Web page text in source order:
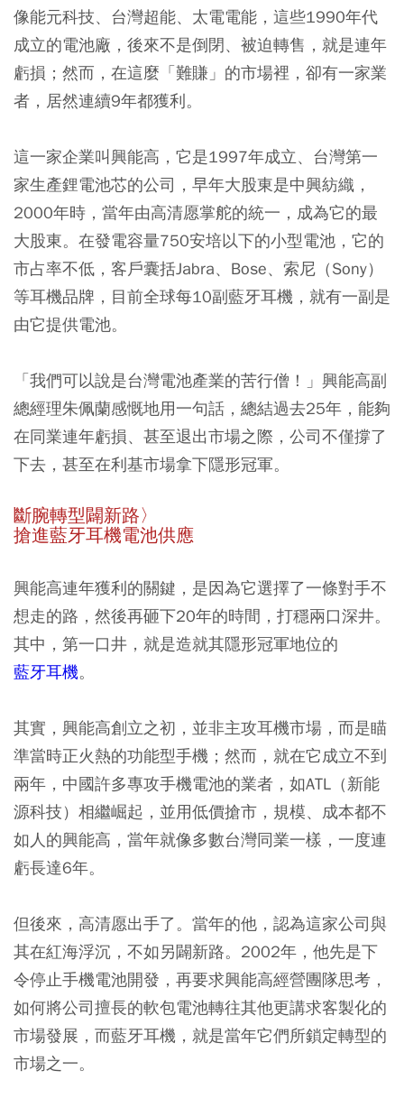
像能元科技、台灣超能、太電電能，這些1990年代
成立的電池廠，後來不是倒閉、被迫轉售，就是連年
虧損；然而，在這麼「難賺」的市場裡，卻有一家業
者，居然連續9年都獲利。
這一家企業叫興能高，它是1997年成立、台灣第一
家生產鋰電池芯的公司，早年大股東是中興紡織，
2000年時，當年由高清愿掌舵的統一，成為它的最
大股東。在發電容量750安培以下的小型電池，它的
市占率不低，客戶囊括Jabra、Bose、索尼（Sony）
等耳機品牌，目前全球每10副藍牙耳機，就有一副是
由它提供電池。
「我們可以說是台灣電池產業的苦行僧！」興能高副
總經理朱佩蘭感慨地用一句話，總結過去25年，能夠
在同業連年虧損、甚至退出市場之際，公司不僅撐了
下去，甚至在利基市場拿下隱形冠軍。
斷腕轉型闢新路〉
搶進藍牙耳機電池供應
興能高連年獲利的關鍵，是因為它選擇了一條對手不
想走的路，然後再砸下20年的時間，打穩兩口深井。
其中，第一口井，就是造就其隱形冠軍地位的
藍牙耳機。
其實，興能高創立之初，並非主攻耳機市場，而是瞄
準當時正火熱的功能型手機；然而，就在它成立不到
兩年，中國許多專攻手機電池的業者，如ATL（新能
源科技）相繼崛起，並用低價搶市，規模、成本都不
如人的興能高，當年就像多數台灣同業一樣，一度連
虧長達6年。
但後來，高清愿出手了。當年的他，認為這家公司與
其在紅海浮沉，不如另闢新路。2002年，他先是下
令停止手機電池開發，再要求興能高經營團隊思考，
如何將公司擅長的軟包電池轉往其他更講求客製化的
市場發展，而藍牙耳機，就是當年它們所鎖定轉型的
市場之一。